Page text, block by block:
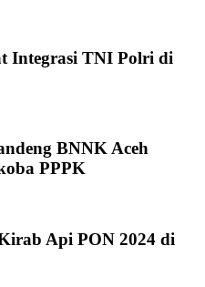
Integrasi TNI Polri di
BNNK Aceh
PPPK
Api PON 2024 di